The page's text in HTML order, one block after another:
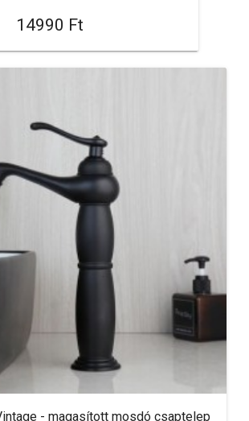
14990 Ft
- magasított mosdó csaptelep